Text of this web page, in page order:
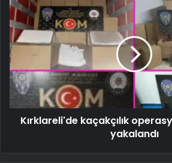
Kırklareli'de kaçakçılık
yakalandı